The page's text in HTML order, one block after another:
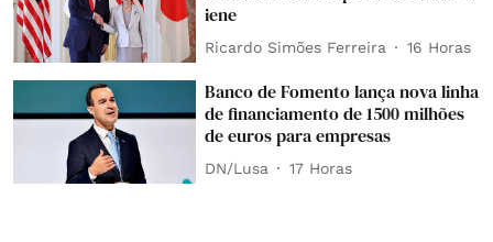
iene
Ricardo Simões Ferreira 16 Horas
Banco de Fomento lança nova linha
de financiamento de 1500 milhões
de euros para empresas
DN/Lusa 17 Horas